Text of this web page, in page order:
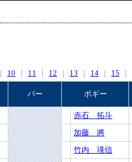
｜ 10 ｜ 11 ｜ 12 ｜ 13 ｜ 14 ｜ 15 ｜
パー ボギー
赤石 拓斗
加藤 將
竹内 瑛信